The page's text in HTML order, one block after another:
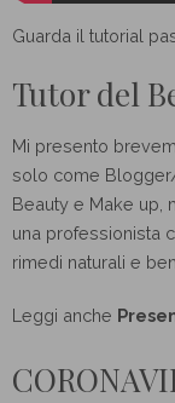
Guarda il tutorial
Tutor del
Mi presento
solo come
Beauty e Make up,
una professionista
rimedi naturali e
Leggi anche